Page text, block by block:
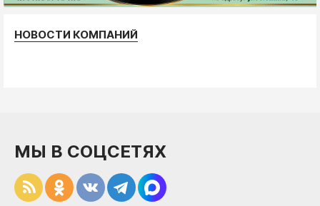
НОВОСТИ КОМПАНИЙ
МЫ В СОЦСЕТЯХ